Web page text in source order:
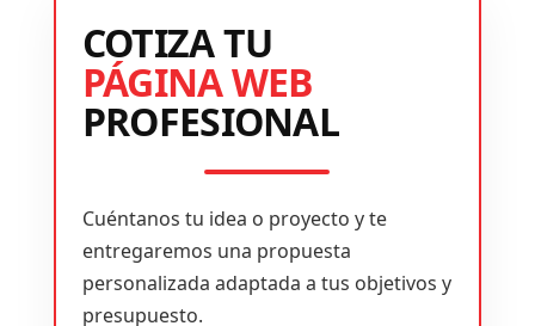
COTIZA TU
PÁGINA WEB
PROFESIONAL
Cuéntanos tu idea o proyecto y te
entregaremos una propuesta
personalizada adaptada a tus objetivos y
presupuesto.